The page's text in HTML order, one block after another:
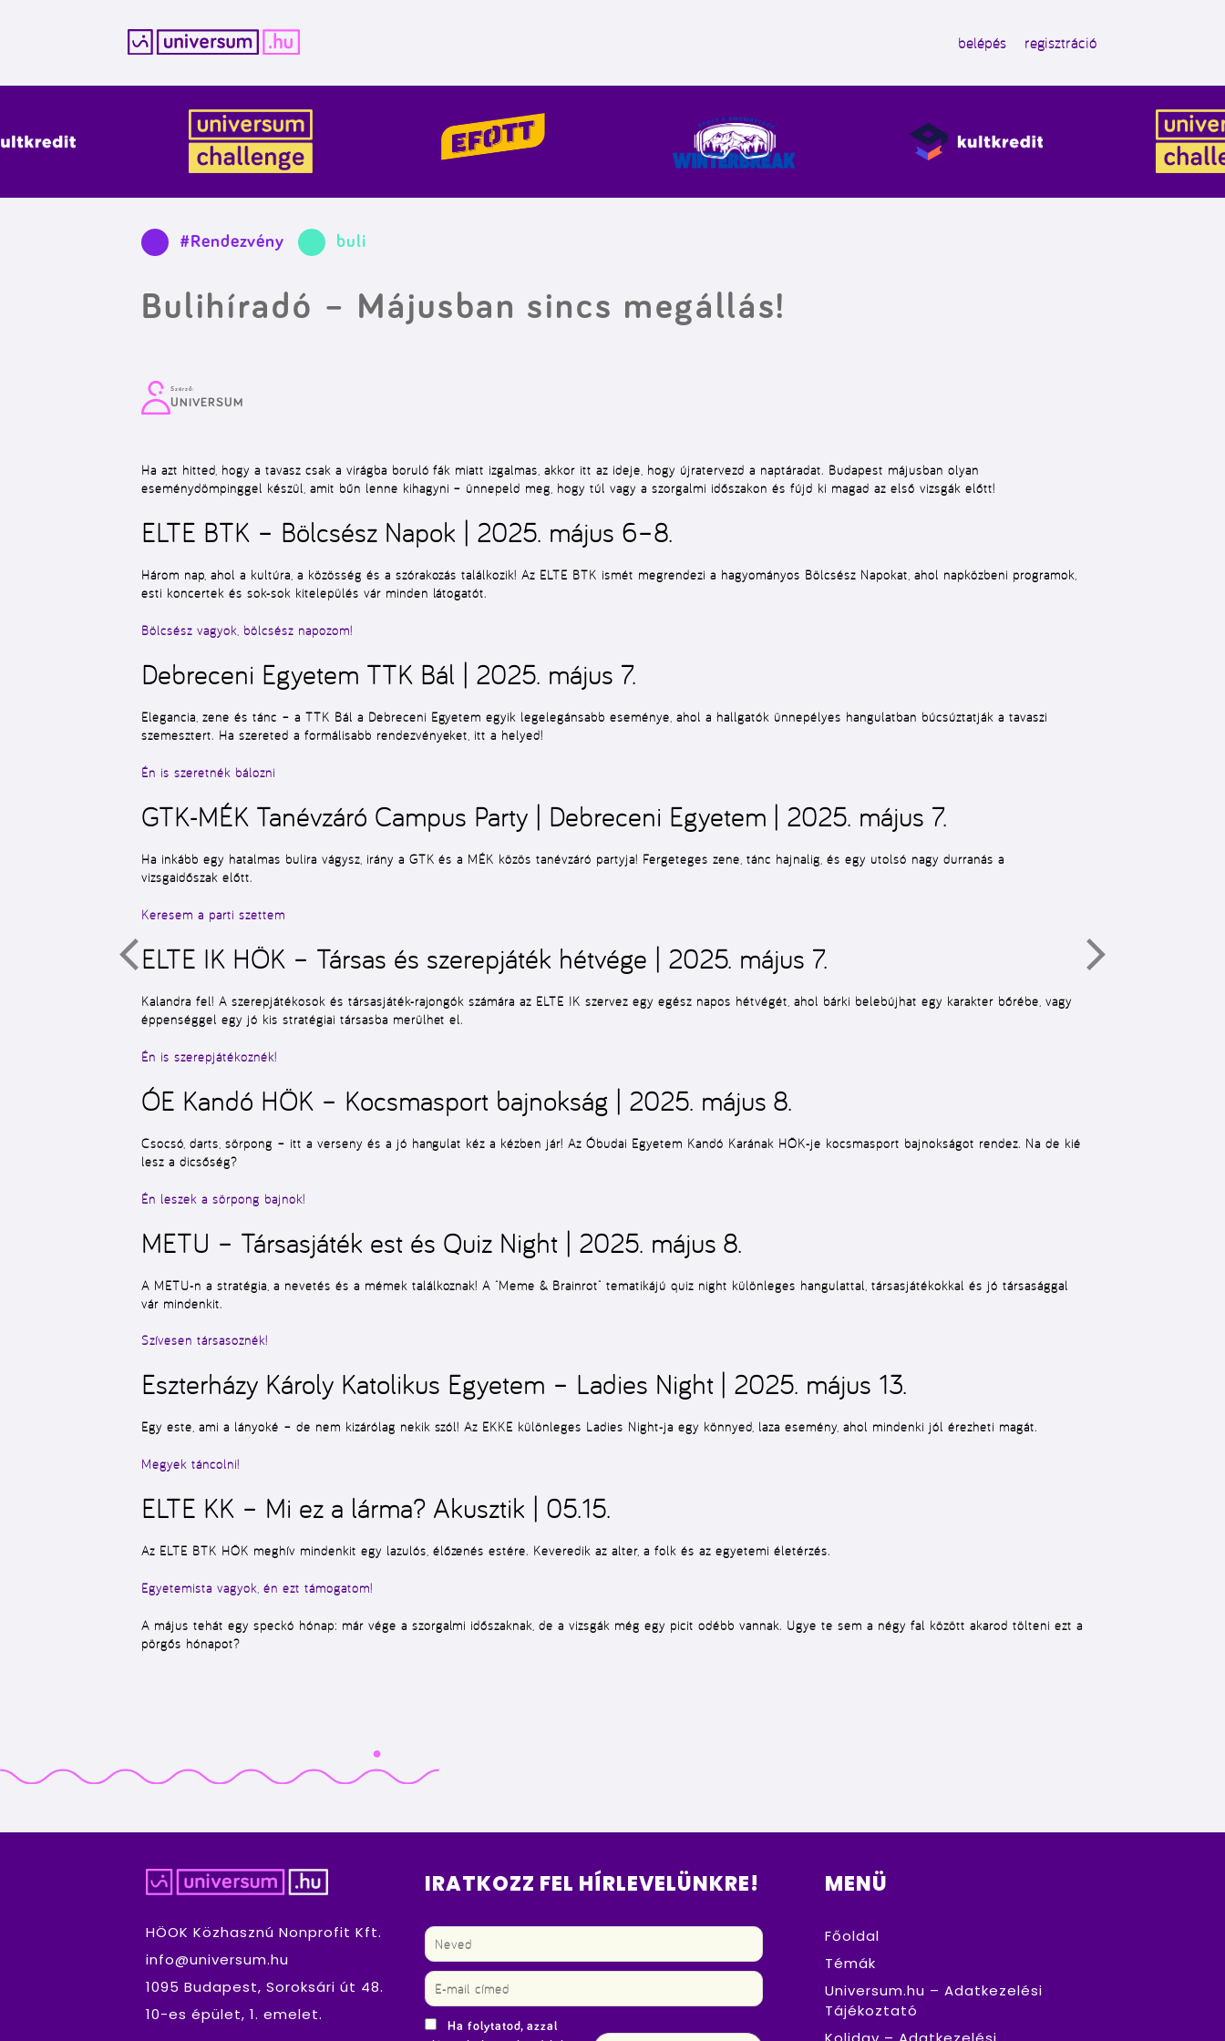
belépés regisztráció
#Rendezvény buli
Bulihíradó – Májusban sincs megállás!
Szerző:
UNIVERSUM
Ha azt hitted, hogy a tavasz csak a virágba boruló fák miatt izgalmas, akkor itt az ideje, hogy újratervezd a naptáradat. Budapest májusban olyan
eseménydömpinggel készül, amit bűn lenne kihagyni – ünnepeld meg, hogy túl vagy a szorgalmi időszakon és fújd ki magad az első vizsgák előtt!
ELTE BTK – Bölcsész Napok | 2025. május 6–8.
Három nap, ahol a kultúra, a közösség és a szórakozás találkozik! Az ELTE BTK ismét megrendezi a hagyományos Bölcsész Napokat, ahol napközbeni programok,
esti koncertek és sok-sok kitelepülés vár minden látogatót.
Bölcsész vagyok, bölcsész napozom!
Debreceni Egyetem TTK Bál | 2025. május 7.
Elegancia, zene és tánc – a TTK Bál a Debreceni Egyetem egyik legelegánsabb eseménye, ahol a hallgatók ünnepélyes hangulatban búcsúztatják a tavaszi
szemesztert. Ha szereted a formálisabb rendezvényeket, itt a helyed!
Én is szeretnék bálozni
GTK-MÉK Tanévzáró Campus Party | Debreceni Egyetem | 2025. május 7.
Ha inkább egy hatalmas bulira vágysz, irány a GTK és a MÉK közös tanévzáró partyja! Fergeteges zene, tánc hajnalig, és egy utolsó nagy durranás a
vizsgaidőszak előtt.
Keresem a parti szettem
ELTE IK HÖK – Társas és szerepjáték hétvége | 2025. május 7.
Kalandra fel! A szerepjátékosok és társasjáték-rajongók számára az ELTE IK szervez egy egész napos hétvégét, ahol bárki belebújhat egy karakter bőrébe, vagy
éppenséggel egy jó kis stratégiai társasba merülhet el.
Én is szerepjátékoznék!
ÓE Kandó HÖK – Kocsmasport bajnokság | 2025. május 8.
Csocsó, darts, sörpong – itt a verseny és a jó hangulat kéz a kézben jár! Az Óbudai Egyetem Kandó Karának HÖK-je kocsmasport bajnokságot rendez. Na de kié
lesz a dicsőség?
Én leszek a sörpong bajnok!
METU – Társasjáték est és Quiz Night | 2025. május 8.
A METU-n a stratégia, a nevetés és a mémek találkoznak! A “Meme & Brainrot” tematikájú quiz night különleges hangulattal, társasjátékokkal és jó társasággal
vár mindenkit.
Szívesen társasoznék!
Eszterházy Károly Katolikus Egyetem – Ladies Night | 2025. május 13.
Egy este, ami a lányoké – de nem kizárólag nekik szól! Az EKKE különleges Ladies Night-ja egy könnyed, laza esemény, ahol mindenki jól érezheti magát.
Megyek táncolni!
ELTE KK – Mi ez a lárma? Akusztik | 05.15.
Az ELTE BTK HÖK meghív mindenkit egy lazulós, élőzenés estére. Keveredik az alter, a folk és az egyetemi életérzés.
Egyetemista vagyok, én ezt támogatom!
A május tehát egy speckó hónap: már vége a szorgalmi időszaknak, de a vizsgák még egy picit odébb vannak. Ugye te sem a négy fal között akarod tölteni ezt a
pörgős hónapot?
HÖOK Közhasznú Nonprofit Kft.
info@universum.hu
1095 Budapest, Soroksári út 48.
10-es épület, 1. emelet.
IRATKOZZ FEL HÍRLEVELÜNKRE!
Ha folytatod, azzal
MENÜ
Főoldal
Témák
Universum.hu – Adatkezelési
Tájékoztató